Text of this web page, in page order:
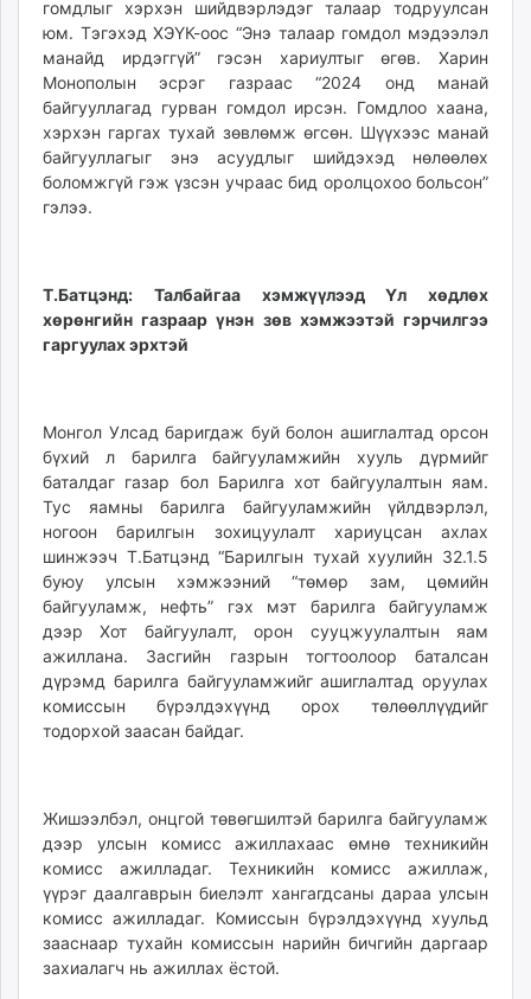
гомдлыг хэрхэн шийдвэрлэдэг талаар тодруулсан
юм. Тэгэхэд ХЭҮК-оос “Энэ талаар гомдол мэдээлэл
манайд ирдэггүй” гэсэн хариултыг өгөв. Харин
Монополын эсрэг газраас “2024 онд манай
байгууллагад гурван гомдол ирсэн. Гомдлоо хаана,
хэрхэн гаргах тухай зөвлөмж өгсөн. Шүүхээс манай
байгууллагыг энэ асуудлыг шийдэхэд нөлөөлөх
боломжгүй гэж үзсэн учраас бид оролцохоо больсон”
гэлээ.
Т.Батцэнд: Талбайгаа хэмжүүлээд Үл хөдлөх
хөрөнгийн газраар үнэн зөв хэмжээтэй гэрчилгээ
гаргуулах эрхтэй
Монгол Улсад баригдаж буй болон ашиглалтад орсон
бүхий л барилга байгууламжийн хууль дүрмийг
баталдаг газар бол Барилга хот байгуулалтын яам.
Тус яамны барилга байгууламжийн үйлдвэрлэл,
ногоон барилгын зохицуулалт хариуцсан ахлах
шинжээч Т.Батцэнд “Барилгын тухай хуулийн 32.1.5
буюу улсын хэмжээний “төмөр зам, цөмийн
байгууламж, нефть” гэх мэт барилга байгууламж
дээр Хот байгуулалт, орон сууцжуулалтын яам
ажиллана. Засгийн газрын тогтоолоор баталсан
дүрэмд барилга байгууламжийг ашиглалтад оруулах
комиссын бүрэлдэхүүнд орох төлөөллүүдийг
тодорхой заасан байдаг.
Жишээлбэл, онцгой төвөгшилтэй барилга байгууламж
дээр улсын комисс ажиллахаас өмнө техникийн
комисс ажилладаг. Техникийн комисс ажиллаж,
үүрэг даалгаврын биелэлт хангагдсаны дараа улсын
комисс ажилладаг. Комиссын бүрэлдэхүүнд хуульд
зааснаар тухайн комиссын нарийн бичгийн даргаар
захиалагч нь ажиллах ёстой.